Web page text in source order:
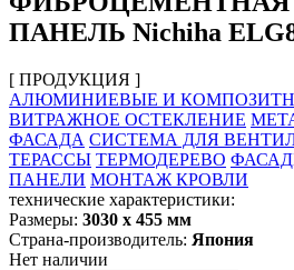
ПАНЕЛЬ Nichiha
[ ПРОДУКЦИЯ ]
АЛЮМИНИЕВЫЕ И
ВИТРАЖНОЕ ОСТЕКЛЕНИЕ
ФАСАДА СИСТЕМА ДЛЯ
ТЕРАССЫ ТЕРМОДЕРЕВО
ПАНЕЛИ МОНТАЖ КРОВЛИ
технические характеристики:
Размеры: 3030 х 455 мм
Страна-производитель: Япония
Нет наличии